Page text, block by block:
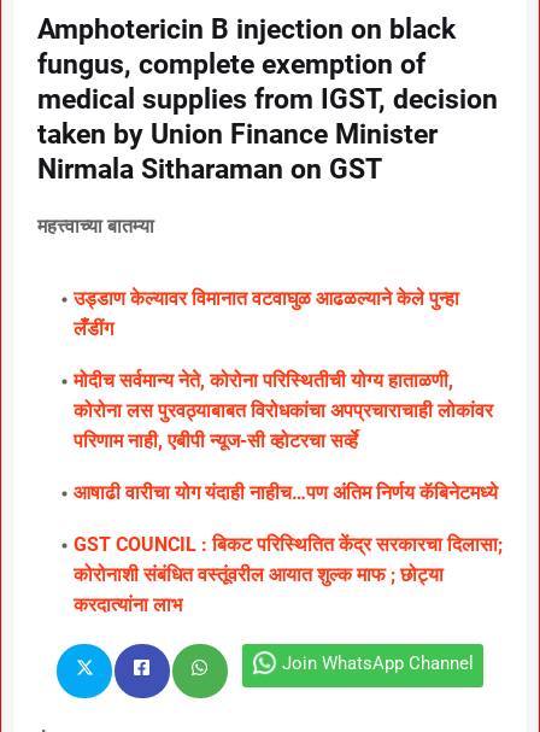
Amphotericin B injection on black
fungus, complete exemption of
medical supplies from IGST, decision
taken by Union Finance Minister
Nirmala Sitharaman on GST
महत्त्वाच्या बातम्या
उड्डाण केल्यावर विमानात वटवाघुळ आढळल्याने केले पुन्हा
लॅँडींग
मोदीच सर्वमान्य नेते, कोरोना परिस्थितीची योग्य हाताळणी,
कोरोना लस पुरवठ्याबाबत विरोधकांचा अपप्रचाराचाही लोकांवर
परिणाम नाही, एबीपी न्यूज-सी व्होटरचा सर्व्हे
आषाढी वारीचा योग यंदाही नाहीच…पण अंतिम निर्णय कॅबिनेटमध्ये
GST COUNCIL : बिकट परिस्थितित केंद्र सरकारचा दिलासा;
कोरोनाशी संबंधित वस्तूंवरील आयात शुल्क माफ ; छोट्या
करदात्यांना लाभ
Join WhatsApp Channel